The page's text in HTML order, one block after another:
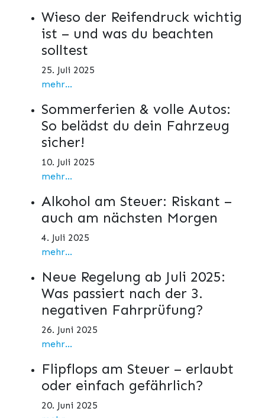
Wieso der Reifendruck wichtig
ist – und was du beachten
solltest
25. Juli 2025
mehr...
Sommerferien & volle Autos:
So belädst du dein Fahrzeug
sicher!
10. Juli 2025
mehr...
Alkohol am Steuer: Riskant –
auch am nächsten Morgen
4. Juli 2025
mehr...
Neue Regelung ab Juli 2025:
Was passiert nach der 3.
negativen Fahrprüfung?
26. Juni 2025
mehr...
Flipflops am Steuer – erlaubt
oder einfach gefährlich?
20. Juni 2025